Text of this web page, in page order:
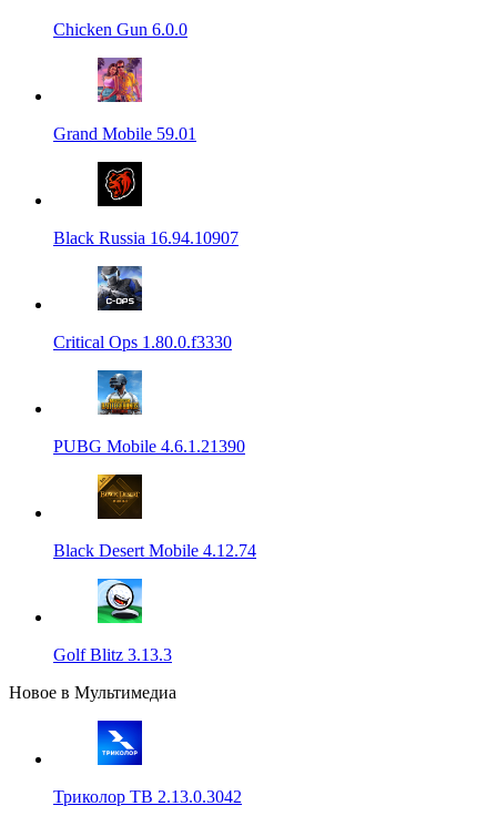
Chicken Gun 6.0.0
Grand Mobile 59.01
Black Russia 16.94.10907
Critical Ops 1.80.0.f3330
PUBG Mobile 4.6.1.21390
Black Desert Mobile 4.12.74
Golf Blitz 3.13.3
Новое в Мультимедиа
Триколор ТВ 2.13.0.3042